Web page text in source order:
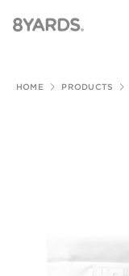
HOME PRODUCTS